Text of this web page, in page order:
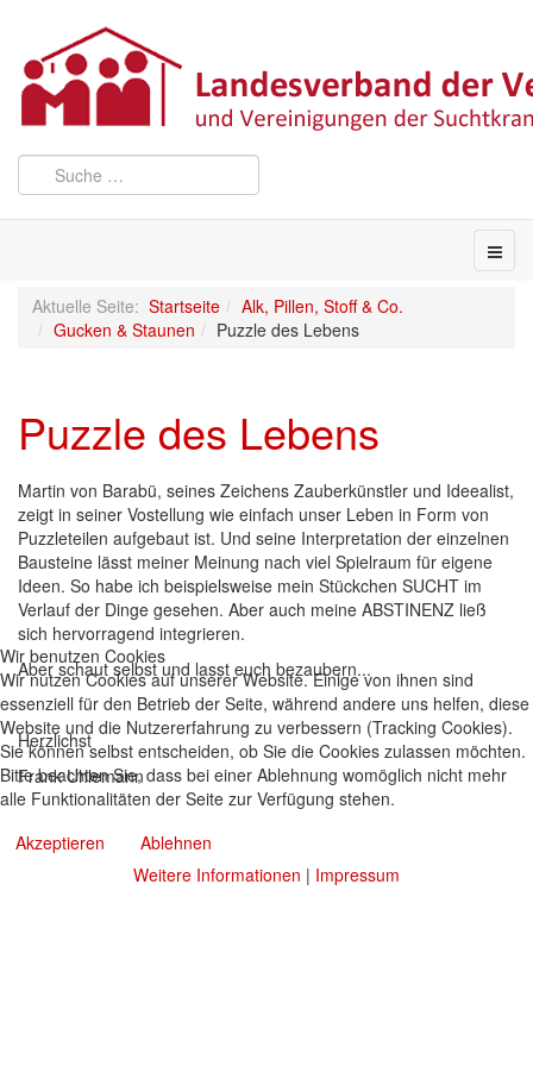
Aktuelle Seite: Startseite
Alk, Pillen, Stoff & Co.
Gucken & Staunen
Puzzle des Lebens
Puzzle des Lebens
Martin von Barabü, seines Zeichens Zauberkünstler und Ideealist,
zeigt in seiner Vostellung wie einfach unser Leben in Form von
Puzzleteilen aufgebaut ist. Und seine Interpretation der einzelnen
Bausteine lässt meiner Meinung nach viel Spielraum für eigene
Ideen. So habe ich beispielsweise mein Stückchen SUCHT im
Verlauf der Dinge gesehen. Aber auch meine ABSTINENZ ließ
sich hervorragend integrieren.
Aber schaut selbst und lasst euch bezaubern...
Herzlichst
Frank Uhlemann
Wir benutzen Cookies
Wir nutzen Cookies auf unserer Website. Einige von ihnen sind
essenziell für den Betrieb der Seite, während andere uns helfen, diese
Website und die Nutzererfahrung zu verbessern (Tracking Cookies).
Sie können selbst entscheiden, ob Sie die Cookies zulassen möchten.
Bitte beachten Sie, dass bei einer Ablehnung womöglich nicht mehr
alle Funktionalitäten der Seite zur Verfügung stehen.
Akzeptieren
Ablehnen
Weitere Informationen | Impressum